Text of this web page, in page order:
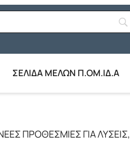
ΣΕΛΙΔΑ ΜΕΛΩΝ Π.ΟΜ.ΙΔ.Α
ΠΡΟΘΕΣΜΙΕΣ ΓΙΑ ΛΥΣΕΙΣ,